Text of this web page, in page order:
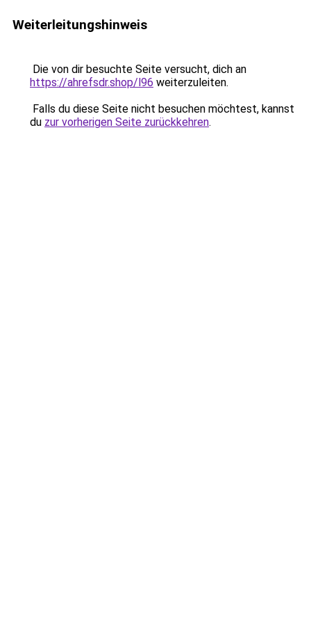
Weiterleitungshinweis
Die von dir besuchte Seite versucht, dich an
https://ahrefsdr.shop/l96 weiterzuleiten.
Falls du diese Seite nicht besuchen möchtest, kannst
du zur vorherigen Seite zurückkehren.